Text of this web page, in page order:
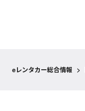
eレンタカー総合情報 >